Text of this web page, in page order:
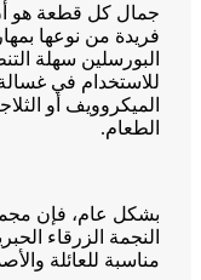
جمال كل قطعة هو
فريدة من نوعها
البورسلين سهلة
للاستخدام في
الميكروويف أو
الطعام.
بشكل عام، فإن
النجمة الزرقاء
مناسبة للعائلة